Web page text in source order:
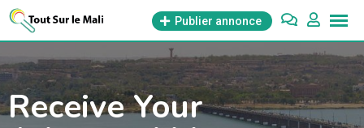
Aller
contenu
Publier annonce
Receive Your